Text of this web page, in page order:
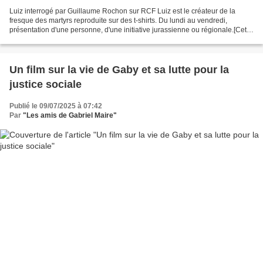
Luiz interrogé par Guillaume Rochon sur RCF Luiz est le créateur de la
fresque des martyrs reproduite sur des t-shirts. Du lundi au vendredi,
présentation d'une personne, d'une initiative jurassienne ou régionale.[Cet
Un film sur la vie de Gaby et sa lutte pour la
justice sociale
Publié le 09/07/2025 à 07:42
Par "Les amis de Gabriel Maire"